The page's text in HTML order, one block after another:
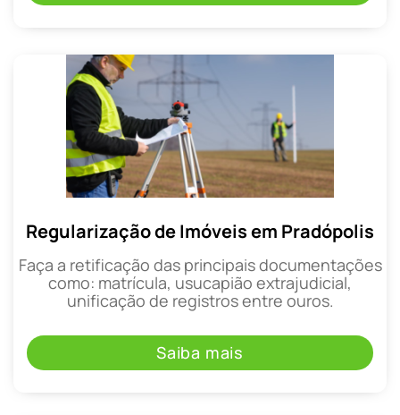
Regularização de Imóveis em Pradópolis
Faça a retificação das principais documentações
como: matrícula, usucapião extrajudicial,
unificação de registros entre ouros.
Saiba mais